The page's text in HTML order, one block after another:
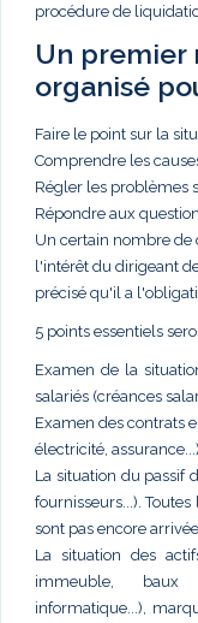
procédure de
Un premier
organisé
Faire le point sur la
Comprendre les
Régler les problèmes
Répondre aux
Un certain nombre de
l'intérêt du dirigeant
précisé qu'il a
5 points essentiels
Examen de la
salariés (créances
Examen des contrats
électricité, assurance...),
La situation du passif
fournisseurs...).
sont pas encore
La situation des
immeuble, baux
informatique...),